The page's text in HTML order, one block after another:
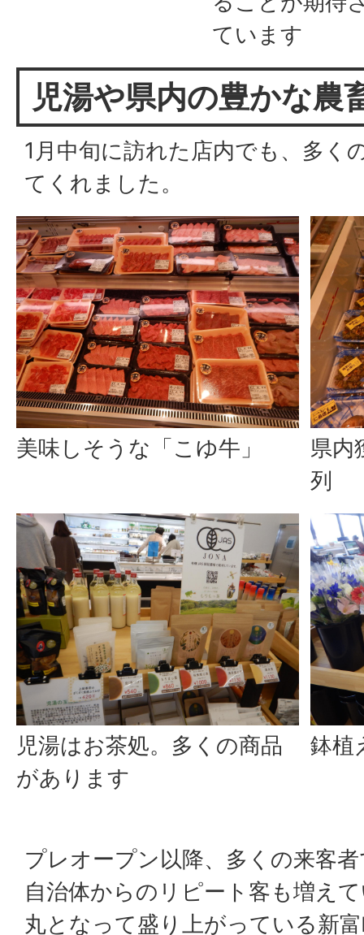
ています
児湯や県内の豊かな農
1月中旬に訪れた店内でも、多く
てくれました。
美味しそうな「こゆ牛」
県内
列
児湯はお茶処。多くの商品
があります
鉢植
プレオープン以降、多くの来客
自治体からのリピート客も増え
丸となって盛り上がっている新